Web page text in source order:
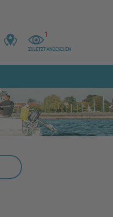
zuletzt
ZULETZT ANGESEHEN
1